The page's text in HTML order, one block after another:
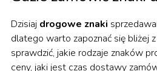
Dzisiaj drogowe znaki
dlatego warto zapoznać się bliżej
sprawdzić, jakie rodzaje znaków
ceny, jaki jest czas dostawy